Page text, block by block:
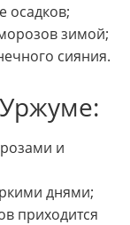
осадков;
зимой;
сияния.
и
днями;
приходится